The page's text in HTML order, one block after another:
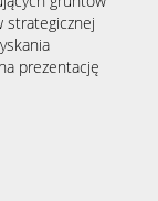
strategicznej
prezentację